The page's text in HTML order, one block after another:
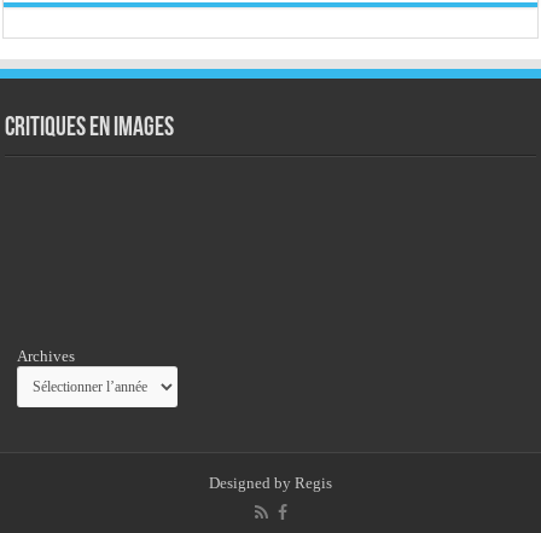
Critiques en images
Archives
Designed by Regis